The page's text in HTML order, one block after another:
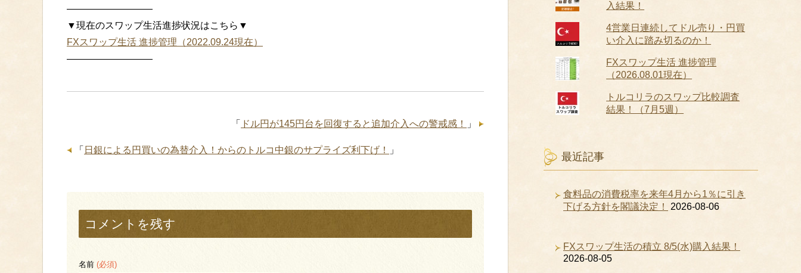
—————————
▼現在のスワップ生活進捗状況はこちら▼
FXスワップ生活 進捗管理（2022.09.24現在）
—————————
「 ドル円が145円台を回復すると追加介入への警戒感！ 」
「 日銀による円買いの為替介入！からのトルコ中銀のサプライズ利下げ！ 」
コメントを残す
名前 (必須)
入結果！
4営業日連続してドル売り・円買
い介入に踏み切るのか！
FXスワップ生活 進捗管理
（2026.08.01現在）
トルコリラのスワップ比較調査
結果！（7月5週）
最近記事
食料品の消費税率を来年4月から1％に引き
下げる方針を閣議決定！
2026-08-06
FXスワップ生活の積立 8/5(水)購入結果！
2026-08-05